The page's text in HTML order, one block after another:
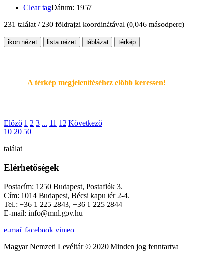
Clear tagDátum: 1957
231 találat / 230 földrajzi koordinátával (0,046 másodperc)
ikon nézet lista nézet táblázat térkép
A térkép megjelenítéséhez elöbb keressen!
Előző 1 2 3 ... 11 12 Következő
10 20 50
találat
Elérhetőségek
Postacím: 1250 Budapest, Postafiók 3.
Cím: 1014 Budapest, Bécsi kapu tér 2-4.
Tel.: +36 1 225 2843, +36 1 225 2844
E-mail: info@mnl.gov.hu
e-mail facebook vimeo
Magyar Nemzeti Levéltár © 2020 Minden jog fenntartva